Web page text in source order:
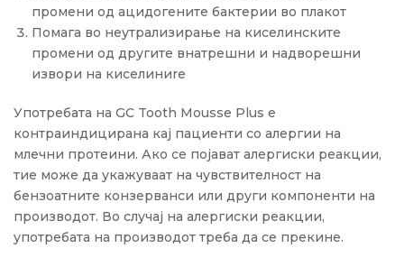
промени од ацидогените бактерии во плакот
Помага во неутрализирање на киселинските
промени од другите внатрешни и надворешни
извори на киселиниre
Употребата на GC Tooth Mousse Plus е
контраиндицирана кај пациенти со алергии на
млечни протеини. Ако се појават алергиски реакции,
тие може да укажуваат на чувствителност на
бензоатните конзерванси или други компоненти на
производот. Во случај на алергиски реакции,
употребата на производот треба да се прекине.